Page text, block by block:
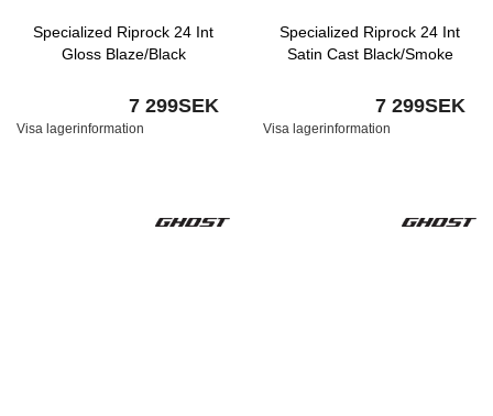
Specialized Riprock 24 Int
Gloss Blaze/Black
7 299SEK
Visa lagerinformation
Specialized Riprock 24 Int
Satin Cast Black/Smoke
7 299SEK
Visa lagerinformation